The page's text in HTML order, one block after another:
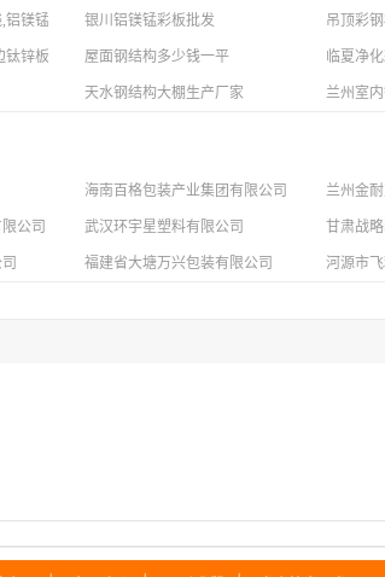
铝镁锰合金屋面板厂银川铝镁锰彩板批发 吊顶彩
锌板报价 屋面钢结构多少钱一平 临夏净
天水钢结构大棚生产厂家 兰州室
海南百格包装产业集团有限公司 兰州金
公司 武汉环宇星塑料有限公司 甘肃战
福建省大塘万兴包装有限公司 河源市